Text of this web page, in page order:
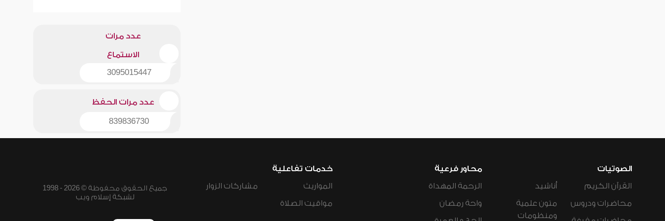
عدد مرات
الاستماع
3095015447
عدد مرات الحفظ
839836730
الصوتيات
القرآن الكريم
محاضرات ودروس
أناشيد
متون علمية
ومنظومات
محاور فرعية
الرحمة المهداة
واحة رمضان
خدمات تفاعلية
المواريث
مواقيت الصلاة
مشاركات الزوار
جميع الحقوق محفوظة © 2026 - 1998
لشبكة إسلام ويب